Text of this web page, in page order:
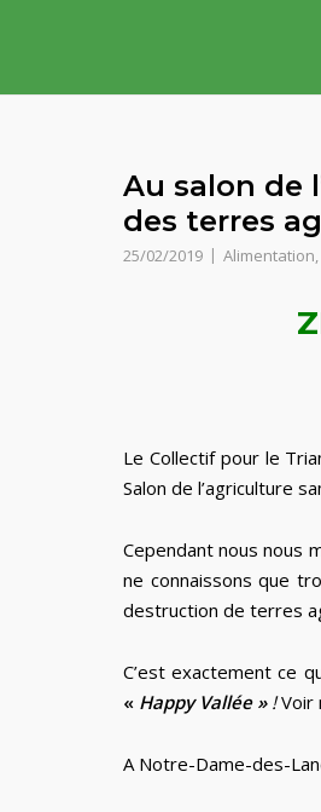
Au salon de
des terres
25/02/2019 Alimentation,
Le Collectif pour le
Salon de l’agriculture
Cependant nous nous
ne connaissons que
destruction de terres
C’est exactement ce
« Happy Vallée »!Voir
A Notre-Dame-des-